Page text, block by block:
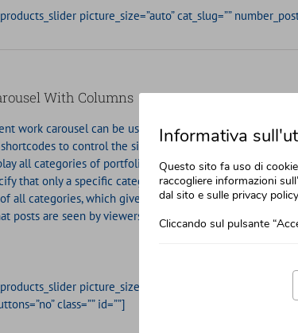
picture_size=”auto” cat_slug=””
With Columns
work carousel can be used inside of
to control the size. By default it
all categories of portfolio posts. Users
that only a specific category is displayed
all categories, which gives you full control
posts are seen by viewers.
picture_size=”auto” cat_slug=””
class=”” id=””]
Informativa
Questo sito fa uso di
raccogliere informazioni
dal sito e sulle privacy
Cliccando sul pulsante